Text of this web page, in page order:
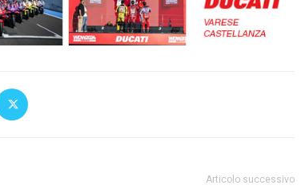
Articolo successivo